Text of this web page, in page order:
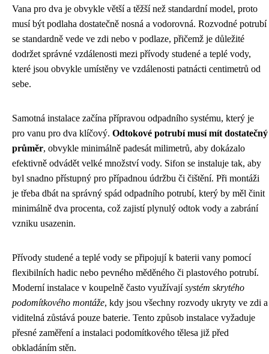
Vana pro dva je obvykle větší a těžší než standardní model, proto
musí být podlaha dostatečně nosná a vodorovná. Rozvodné potrubí
se standardně vede ve zdi nebo v podlaze, přičemž je důležité
dodržet správné vzdálenosti mezi přívody studené a teplé vody,
které jsou obvykle umístěny ve vzdálenosti patnácti centimetrů od
sebe.
Samotná instalace začína přípravou odpadního systému, který je
pro vanu pro dva klíčový. Odtokové potrubí musí mít dostatečný
průměr, obvykle minimálně padesát milimetrů, aby dokázalo
efektivně odvádět velké množství vody. Sifon se instaluje tak, aby
byl snadno přístupný pro případnou údržbu či čištění. Při montáži
je třeba dbát na správný spád odpadního potrubí, který by měl činit
minimálně dva procenta, což zajistí plynulý odtok vody a zabrání
vzniku usazenin.
Přívody studené a teplé vody se připojují k baterii vany pomocí
flexibilních hadic nebo pevného měděného či plastového potrubí.
Moderní instalace v koupelně často využívajísystém skrytého
podomítkového montáže, kdy jsou všechny rozvody ukryty ve zdi a
viditelná zůstává pouze baterie. Tento způsob instalace vyžaduje
přesné zaměření a instalaci podomítkového tělesa již před
obkladáním stěn.